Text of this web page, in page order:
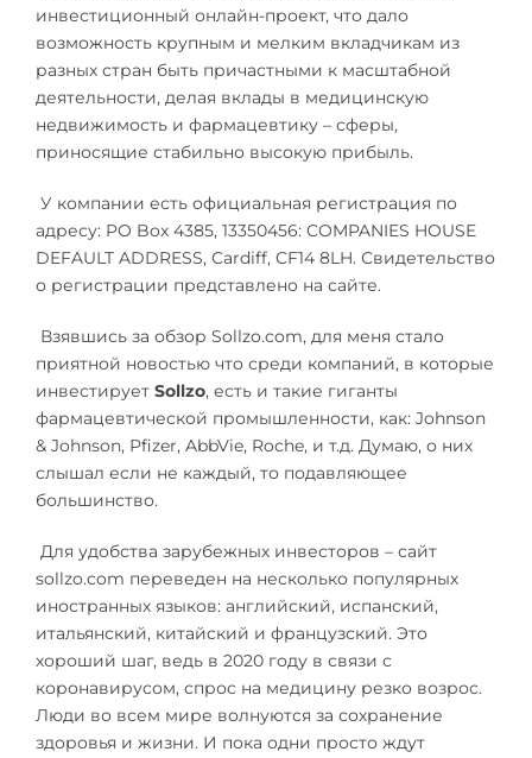
инвестиционный онлайн-проект, что дало
возможность крупным и мелким вкладчикам из
разных стран быть причастными к масштабной
деятельности, делая вклады в медицинскую
недвижимость и фармацевтику – сферы,
приносящие стабильно высокую прибыль.
У компании есть официальная регистрация по
адресу: PO Box 4385, 13350456: COMPANIES HOUSE
DEFAULT ADDRESS, Cardiff, CF14 8LH. Свидетельство
о регистрации представлено на сайте.
Взявшись за обзор Sollzo.com, для меня стало
приятной новостью что среди компаний, в которые
инвестирует Sollzo, есть и такие гиганты
фармацевтической промышленности, как: Johnson
& Johnson, Pfizer, AbbVie, Roche, и т.д. Думаю, о них
слышал если не каждый, то подавляющее
большинство.
Для удобства зарубежных инвесторов – сайт
sollzo.com переведен на несколько популярных
иностранных языков: английский, испанский,
итальянский, китайский и французский. Это
хороший шаг, ведь в 2020 году в связи с
коронавирусом, спрос на медицину резко возрос.
Люди во всем мире волнуются за сохранение
здоровья и жизни. И пока одни просто ждут